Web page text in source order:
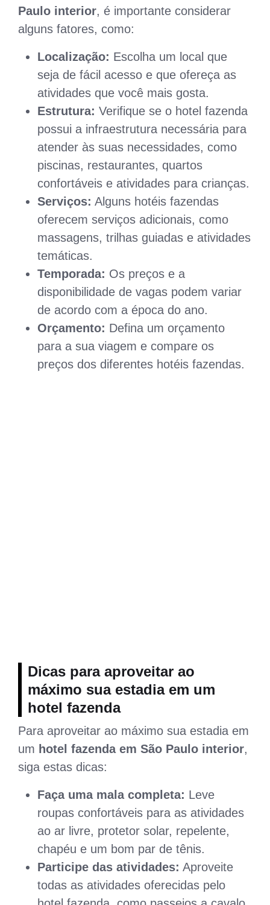
Paulo interior, é importante considerar
alguns fatores, como:
Localização: Escolha um local que
seja de fácil acesso e que ofereça as
atividades que você mais gosta.
Estrutura: Verifique se o hotel fazenda
possui a infraestrutura necessária para
atender às suas necessidades, como
piscinas, restaurantes, quartos
confortáveis e atividades para crianças.
Serviços: Alguns hotéis fazendas
oferecem serviços adicionais, como
massagens, trilhas guiadas e atividades
temáticas.
Temporada: Os preços e a
disponibilidade de vagas podem variar
de acordo com a época do ano.
Orçamento: Defina um orçamento
para a sua viagem e compare os
preços dos diferentes hotéis fazendas.
Dicas para aproveitar ao
máximo sua estadia em um
hotel fazenda
Para aproveitar ao máximo sua estadia em
um hotel fazenda em São Paulo interior,
siga estas dicas:
Faça uma mala completa: Leve
roupas confortáveis para as atividades
ao ar livre, protetor solar, repelente,
chapéu e um bom par de tênis.
Participe das atividades: Aproveite
todas as atividades oferecidas pelo